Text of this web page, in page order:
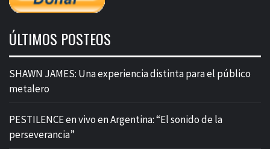
ÚLTIMOS POSTEOS
SHAWN JAMES: Una experiencia distinta para el público
metalero
PESTILENCE en vivo en Argentina: “El sonido de la
perseverancia”